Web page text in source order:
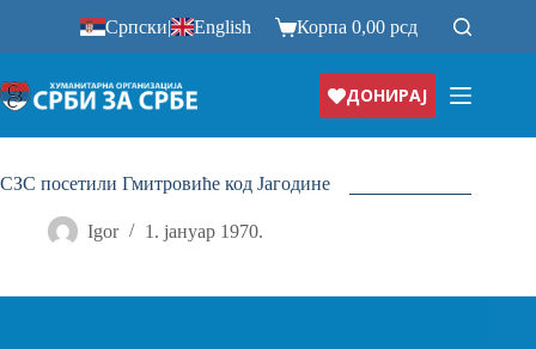
Српски| English Корпа0,00рсд
ДОНИРАЈ
СЗС посетили Гмитровиће код Јагодине
Igor 1. јануар 1970.